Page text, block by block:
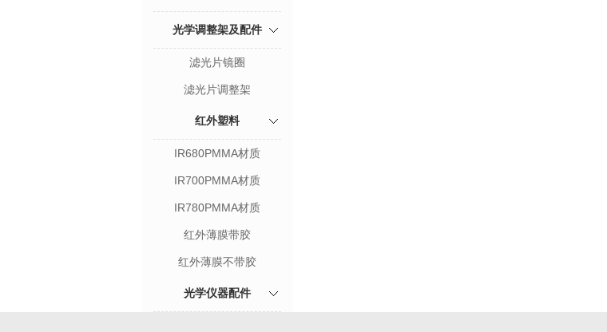
光学调整架及配件
滤光片镜圈
滤光片调整架
红外塑料
IR680PMMA材质
IR700PMMA材质
IR780PMMA材质
红外薄膜带胶
红外薄膜不带胶
光学仪器配件